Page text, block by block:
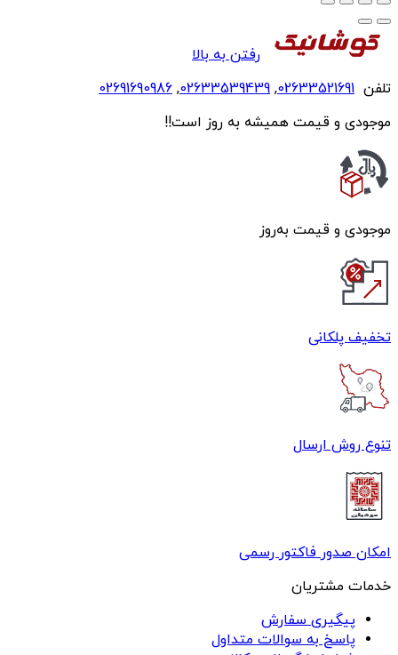
رفتن به بالا
تلفن 02633521691
,
02633539439
,
02691690986
موجودی و قیمت همیشه به روز است!!
موجودی و قیمت به‌روز
تخفیف پلکانی
تنوع روش ارسال
امکان صدور فاکتور رسمی
خدمات مشتریان
پیگیری سفارش
پاسخ به سوالات متداول